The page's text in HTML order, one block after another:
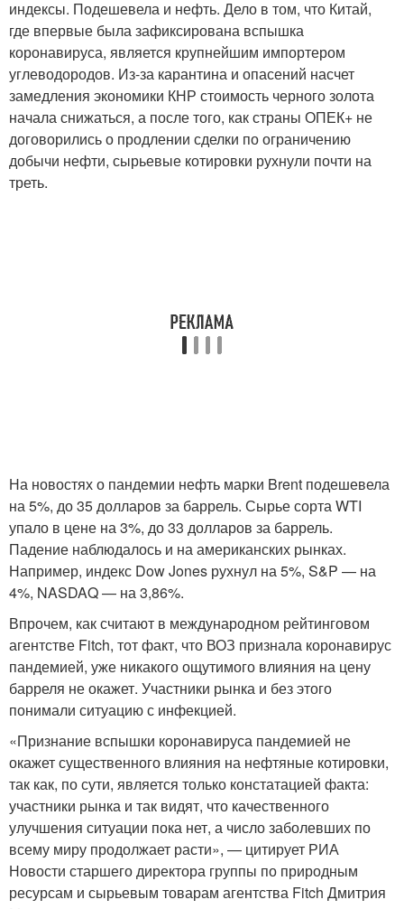
индексы. Подешевела и нефть. Дело в том, что Китай,
где впервые была зафиксирована вспышка
коронавируса, является крупнейшим импортером
углеводородов. Из-за карантина и опасений насчет
замедления экономики КНР стоимость черного золота
начала снижаться, а после того, как страны ОПЕК+ не
договорились о продлении сделки по ограничению
добычи нефти, сырьевые котировки рухнули почти на
треть.
На новостях о пандемии нефть марки Brent подешевела
на 5%, до 35 долларов за баррель. Сырье сорта WTI
упало в цене на 3%, до 33 долларов за баррель.
Падение наблюдалось и на американских рынках.
Например, индекс Dow Jones рухнул на 5%, S&P — на
4%, NASDAQ — на 3,86%.
Впрочем, как считают в международном рейтинговом
агентстве Fitch, тот факт, что ВОЗ признала коронавирус
пандемией, уже никакого ощутимого влияния на цену
барреля не окажет. Участники рынка и без этого
понимали ситуацию с инфекцией.
«Признание вспышки коронавируса пандемией не
окажет существенного влияния на нефтяные котировки,
так как, по сути, является только констатацией факта:
участники рынка и так видят, что качественного
улучшения ситуации пока нет, а число заболевших по
всему миру продолжает расти», — цитирует РИА
Новости старшего директора группы по природным
ресурсам и сырьевым товарам агентства Fitch Дмитрия